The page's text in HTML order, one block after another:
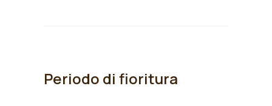
Periodo di fioritura